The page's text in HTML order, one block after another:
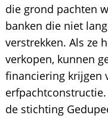
die grond pachten
banken die niet
verstrekken. Als ze
verkopen, kunnen
financiering krijgen
de stichting